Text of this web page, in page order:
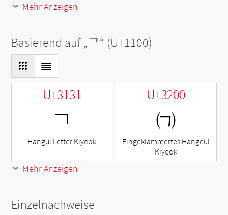
Mehr Anzeigen
Basierend auf „ᄀ“ (U+1100)
U+3131
ㄱ
Hangul Letter Kiyeok
U+3200
㈀
Eingeklammertes Hangeul
Kiyeok
Mehr Anzeigen
Einzelnachweise